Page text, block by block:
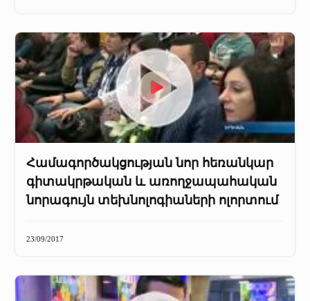
Մամուլը մեր մասին (2025 թ․)
Մամուլը մեր մասին (2023-2024 թթ)
Համագործակցության նոր հեռանկար
գիտակրթական և առողջապահական
նորագույն տեխնոլոգիաների ոլորտում
23/09/2017